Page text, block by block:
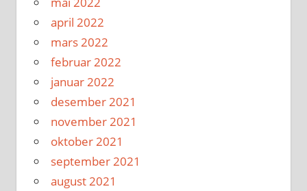
april 2022
mars 2022
februar 2022
januar 2022
desember 2021
november 2021
oktober 2021
september 2021
august 2021